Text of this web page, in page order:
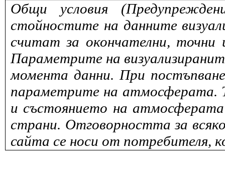
Общи условия
стойностите на данните
считат за окончателни,
Параметрите на
момента данни. При
параметрите на атмосферата.
и състоянието на
страни. Отговорността за
сайта се носи от потребителя,